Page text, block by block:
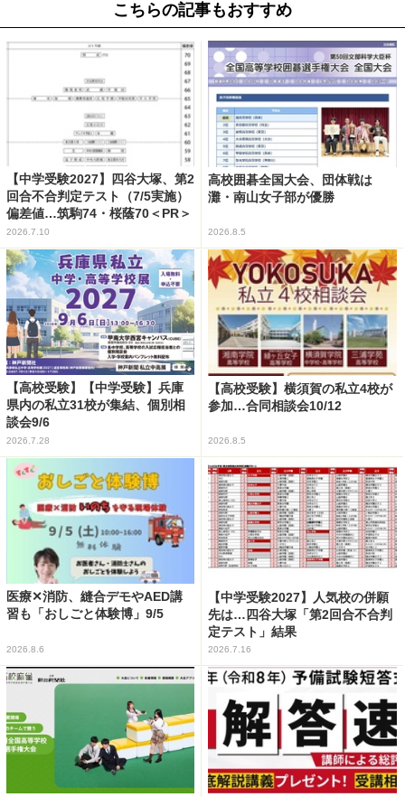
こちらの記事もおすすめ
【中学受験2027】四谷大塚、第2
回合不合判定テスト（7/5実施）
偏差値…筑駒74・桜蔭70＜PR＞
2026.7.10
高校囲碁全国大会、団体戦は
灘・南山女子部が優勝
2026.8.5
【高校受験】【中学受験】兵庫
県内の私立31校が集結、個別相
談会9/6
2026.7.28
【高校受験】横須賀の私立4校が
参加…合同相談会10/12
2026.8.5
医療✕消防、縫合デモやAED講
習も「おしごと体験博」9/5
2026.8.6
【中学受験2027】人気校の併願
先は…四谷大塚「第2回合不合判
定テスト」結果
2026.7.16